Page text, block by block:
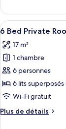
Chambre
double,
terrasse
Chambre
double,
terrasse
Afficher
toutes
les
photos
pour
ce
type
chambre :
11
6 Bed Private
17 m²
1 chambre
6 personnes
6 lits superposés
Wi-Fi gratuit
Plus de détails
Plus